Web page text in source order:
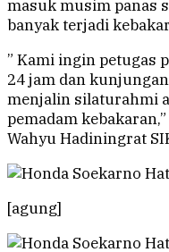
masuk musim panas
banyak terjadi
” Kami ingin petugas
24 jam dan
menjalin silaturahmi
pemadam
Wahyu Hadiningrat
[agung]